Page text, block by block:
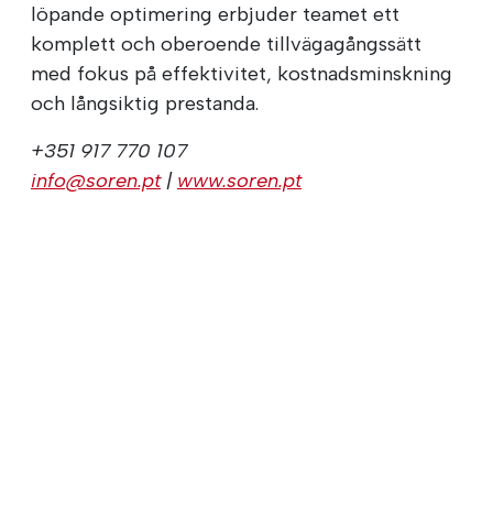
löpande optimering erbjuder teamet ett
komplett och oberoende tillvägagångssätt
med fokus på effektivitet, kostnadsminskning
och långsiktig prestanda.
+351 917 770 107
info@soren.pt| www.soren.pt